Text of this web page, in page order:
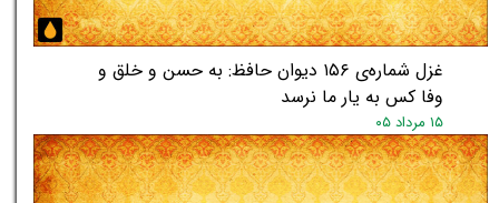
غزل شماره‌ی ۱۵۶ دیوان حافظ: به حسن و خلق و
وفا کس به یار ما نرسد
۱۵ مرداد ۰۵